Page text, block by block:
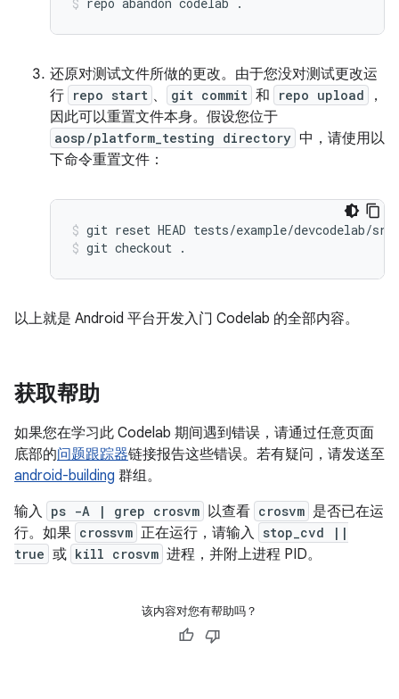
还原对测试文件所做的更改。由于您没对测试更改运
行 repo start 、 git commit 和 repo upload
，
因此可以重置文件本身。假设您位于
aosp/platform_testing directory 中，请使用以
下命令重置文件：
git reset HEAD tests/example/devcodelab/
git checkout .
以上就是 Android 平台开发入门 Codelab 的全部内容。
获取帮助
如果您在学习此 Codelab 期间遇到错误，请通过任意页面
底部的问题跟踪器链接报告这些错误。若有疑问，请发送至
android-building 群组。
输入 ps -A | grep crosvm 以查看 crosvm 是否已在运
行。如果 crossvm 正在运行，请输入 stop_cvd ||
true 或 kill crosvm 进程，并附上进程 PID。
该内容对您有帮助吗？